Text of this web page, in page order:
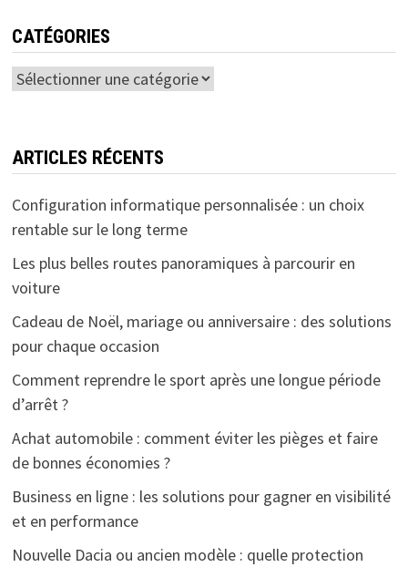
CATÉGORIES
Catégories
ARTICLES RÉCENTS
Configuration informatique personnalisée : un choix
rentable sur le long terme
Les plus belles routes panoramiques à parcourir en
voiture
Cadeau de Noël, mariage ou anniversaire : des solutions
pour chaque occasion
Comment reprendre le sport après une longue période
d’arrêt ?
Achat automobile : comment éviter les pièges et faire
de bonnes économies ?
Business en ligne : les solutions pour gagner en visibilité
et en performance
Nouvelle Dacia ou ancien modèle : quelle protection